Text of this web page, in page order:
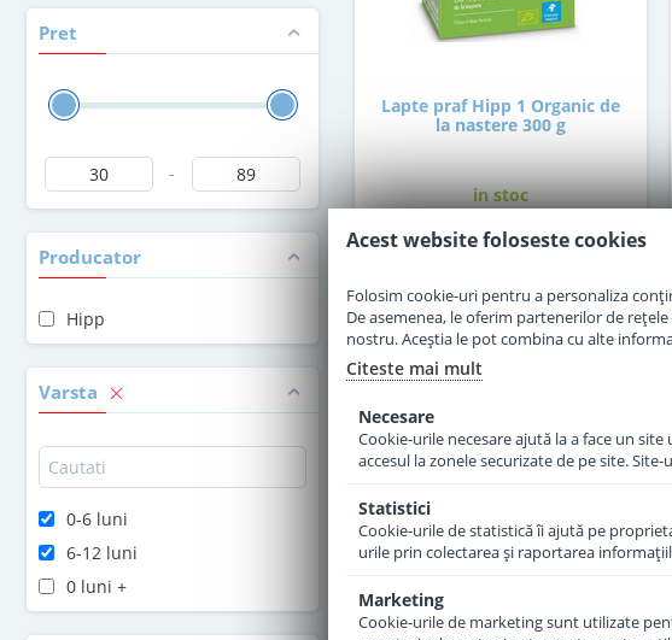
Pret
-
Producator
Hipp
Varsta
0-6 luni
6-12 luni
0 luni +
Lapte praf Hipp 1 Organic de
la nastere 300 g
in stoc
Adauga in cos
Acest website foloseste cookies
Folosim cookie-uri pentru a personaliza
De asemenea, le oferim partenerilor de
nostru. Aceștia le pot combina cu alte
Citeste mai mult
Necesare
Cookie-urile necesare ajută la a face un
accesul la zonele securizate de pe site.
Statistici
Cookie-urile de statistică îi ajută pe
urile prin colectarea şi raportarea
Marketing
Cookie-urile de marketing sunt utilizate